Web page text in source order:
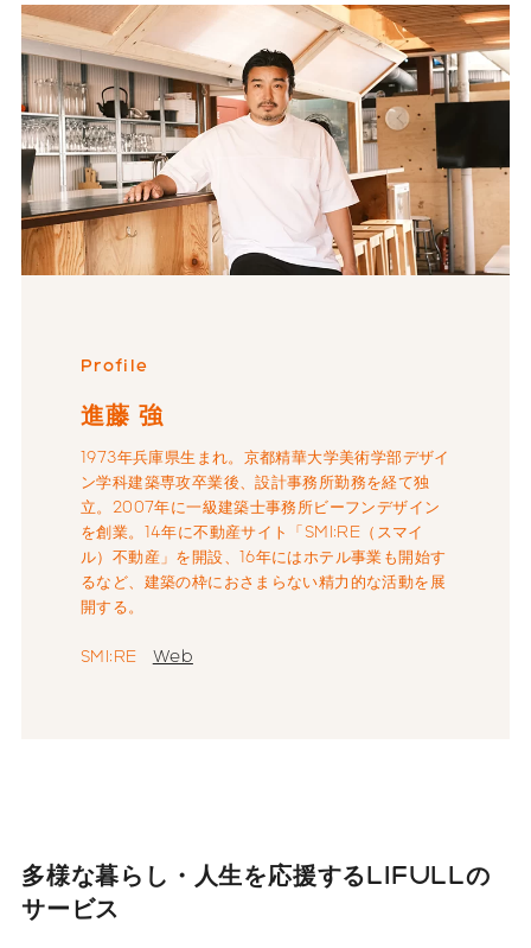
Profile
進藤 強
1973年兵庫県生まれ。京都精華大学美術学部デザイ
ン学科建築専攻卒業後、設計事務所勤務を経て独
立。2007年に一級建築士事務所ビーフンデザイン
を創業。14年に不動産サイト「SMI:RE（スマイ
ル）不動産」を開設、16年にはホテル事業も開始す
るなど、建築の枠におさまらない精力的な活動を展
開する。
SMI:RE Web
多様な暮らし・人生を応援するLIFULLの
サービス